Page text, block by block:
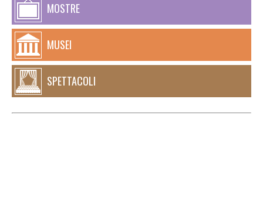
MOSTRE
MUSEI
SPETTACOLI